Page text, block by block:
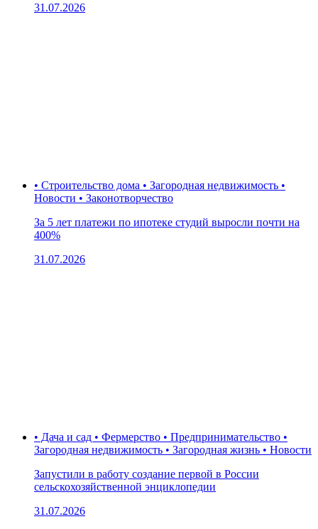
31.07.2026
• Строительство дома • Загородная недвижимость •
Новости • Законотворчество
За 5 лет платежи по ипотеке студий выросли почти на
400%
31.07.2026
• Дача и сад • Фермерство • Предпринимательство •
Загородная недвижимость • Загородная жизнь • Новости
Запустили в работу создание первой в России
сельскохозяйственной энциклопедии
31.07.2026